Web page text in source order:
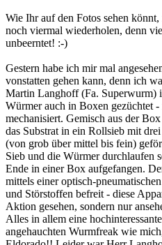
Wie Ihr auf den Fotos sehen
noch viermal wiederholen, denn
unbeerntet! :-)
Gestern habe ich mir mal
vonstatten gehen kann, denn ich
Martin Langhoff (Fa. Superwurm)
Würmer auch in Boxen gezüchtet
mechanisiert. Gemisch aus der
das Substrat in ein Rollsieb mit
(von grob über mittel bis fein)
Sieb und die Würmer durchlaufen
Ende in einer Box aufgefangen.
mittels einer optisch-
und Störstoffen befreit - diese
Aktion gesehen, sondern nur
Alles in allem eine
angehauchten Wurmfreak wie